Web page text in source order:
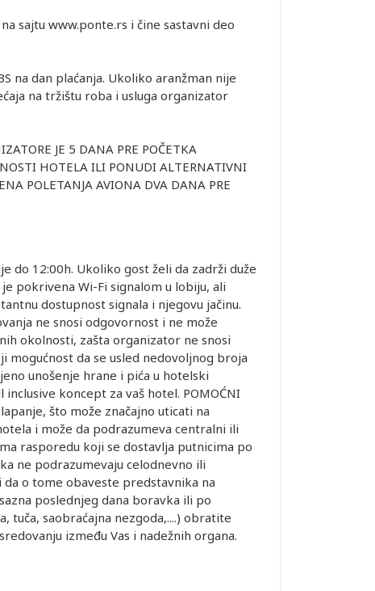
sajtu www.ponte.rs i čine sastavni deo
na dan plaćanja. Ukoliko aranžman nije
na tržištu roba i usluga organizator
JE 5 DANA PRE POČETKA
HOTELA ILI PONUDI ALTERNATIVNI
POLETANJA AVIONA DVA DANA PRE
do 12:00h. Ukoliko gost želi da zadrži duže
pokrivena Wi-Fi signalom u lobiju, ali
dostupnost signala i njegovu jačinu.
ne snosi odgovornost i ne može
okolnosti, zašta organizator ne snosi
mogućnost da se usled nedovoljnog broja
unošenje hrane i pića u hotelski
koncept za vaš hotel. POMOĆNI
što može značajno uticati na
i može da podrazumeva centralni ili
rasporedu koji se dostavlja putnicima po
ne podrazumevaju celodnevno ili
o tome obaveste predstavnika na
poslednjeg dana boravka ili po
tuča, saobraćajna nezgoda,....) obratite
između Vas i nadežnih organa.